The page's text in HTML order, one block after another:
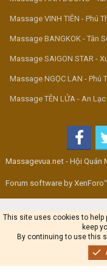
Massage VINH TIÊN - Phú
Massage BANGKOK - Tân
Massage SAIGON STAR -
Massage NGỌC LAN - Phú
Massage TÊN LỬA - An Lạc
Massagevua.net - Hội Quán
Forum software by
This site uses cookies to help
keep
By continuing to use this